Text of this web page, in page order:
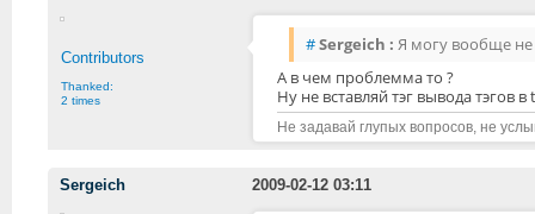
Contributors
Thanked:
2 times
#Sergeich : Я могу вообще не
А в чем проблемма то ?
Ну не вставляй тэг вывода тэгов в
Не задавай глупых вопросов, не
Sergeich 2009-02-12 03:11